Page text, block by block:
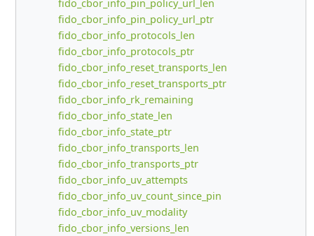
fido_cbor_info_pin_policy_url_len
fido_cbor_info_pin_policy_url_ptr
fido_cbor_info_protocols_len
fido_cbor_info_protocols_ptr
fido_cbor_info_reset_transports_len
fido_cbor_info_reset_transports_ptr
fido_cbor_info_rk_remaining
fido_cbor_info_state_len
fido_cbor_info_state_ptr
fido_cbor_info_transports_len
fido_cbor_info_transports_ptr
fido_cbor_info_uv_attempts
fido_cbor_info_uv_count_since_pin
fido_cbor_info_uv_modality
fido_cbor_info_versions_len